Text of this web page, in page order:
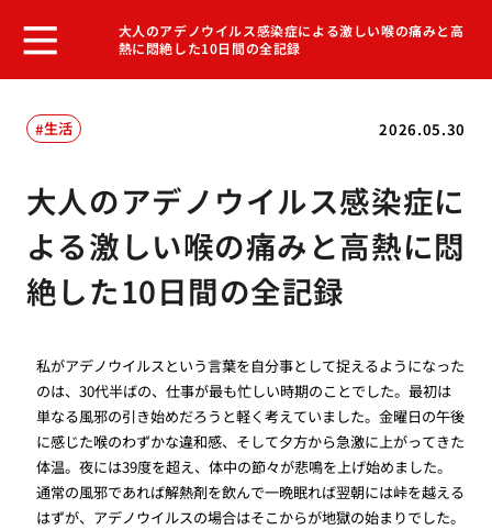
大人のアデノウイルス感染症による激しい喉の痛みと高
熱に悶絶した10日間の全記録
2026.05.30
生活
大人のアデノウイルス感染症に
よる激しい喉の痛みと高熱に悶
絶した10日間の全記録
私がアデノウイルスという言葉を自分事として捉えるようになった
のは、30代半ばの、仕事が最も忙しい時期のことでした。最初は
単なる風邪の引き始めだろうと軽く考えていました。金曜日の午後
に感じた喉のわずかな違和感、そして夕方から急激に上がってきた
体温。夜には39度を超え、体中の節々が悲鳴を上げ始めました。
通常の風邪であれば解熱剤を飲んで一晩眠れば翌朝には峠を越える
はずが、アデノウイルスの場合はそこからが地獄の始まりでした。